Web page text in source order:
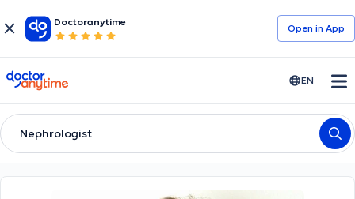
Doctoranytime
Open in Αpp
doctoranytime EN
Nephrologist